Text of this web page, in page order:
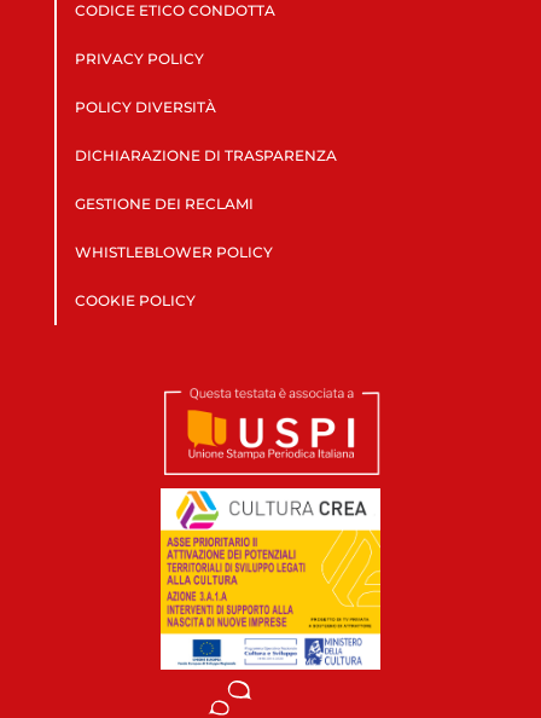
CODICE ETICO CONDOTTA
PRIVACY POLICY
POLICY DIVERSITÀ
DICHIARAZIONE DI TRASPARENZA
GESTIONE DEI RECLAMI
WHISTLEBLOWER POLICY
COOKIE POLICY